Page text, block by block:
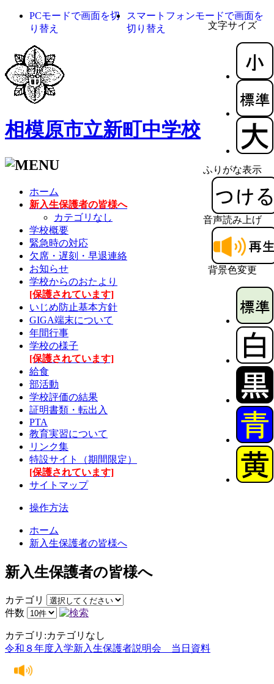
文字サイズ
ふりがな表示
音声読み上げ
背景色変更
PCモードで画面を切
り替え
スマートフォンモードで画面を
切り替え
相模原市立新町中学校
ホーム
新入生保護者の皆様へ
カテゴリなし
学校概要
緊急時の対応
欠席・遅刻・早退連絡
お知らせ
学校からのおたより
[保護されています]
いじめ防止基本方針
GIGA端末について
年間行事
学校の様子
[保護されています]
給食
部活動
学校評価の結果
証明書類・転出入
PTA
教育実習について
リンク集
特設サイト（期間限定）
[保護されています]
サイトマップ
操作方法
ホーム
新入生保護者の皆様へ
新入生保護者の皆様へ
カテゴリ
件数
カテゴリ:カテゴリなし
令和８年度入学新入生保護者説明会 当日資料